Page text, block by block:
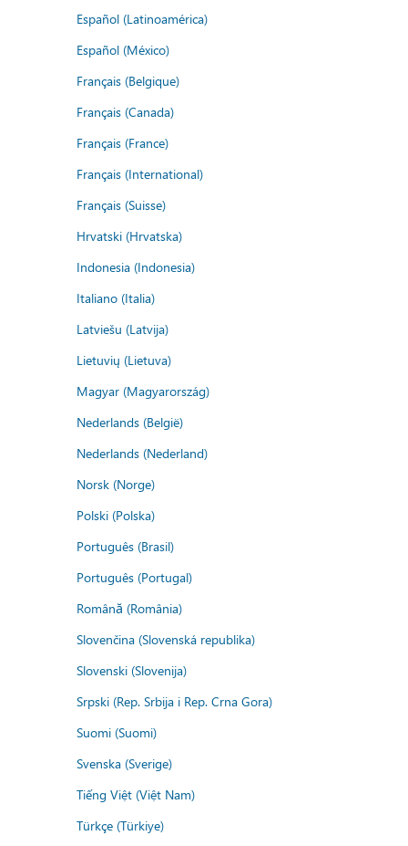
Español (Latinoamérica)
Español (México)
Français (Belgique)
Français (Canada)
Français (France)
Français (International)
Français (Suisse)
Hrvatski (Hrvatska)
Indonesia (Indonesia)
Italiano (Italia)
Latviešu (Latvija)
Lietuvių (Lietuva)
Magyar (Magyarország)
Nederlands (België)
Nederlands (Nederland)
Norsk (Norge)
Polski (Polska)
Português (Brasil)
Português (Portugal)
Română (România)
Slovenčina (Slovenská republika)
Slovenski (Slovenija)
Srpski (Rep. Srbija i Rep. Crna Gora)
Suomi (Suomi)
Svenska (Sverige)
Tiếng Việt (Việt Nam)
Türkçe (Türkiye)